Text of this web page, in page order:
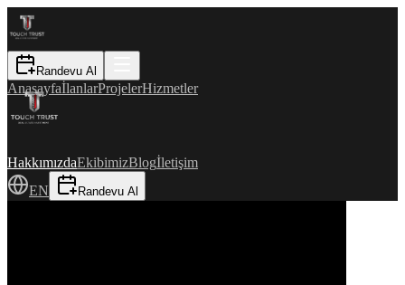
Randevu Al
AnasayfaİlanlarProjelerHizmetler
HakkımızdaEkibimizBlogİletişim
EN
Randevu Al